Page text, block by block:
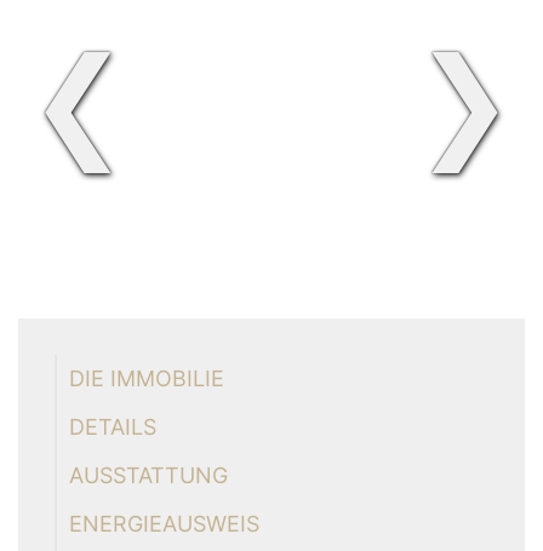
❮ ❯
DIE IMMOBILIE
DETAILS
AUSSTATTUNG
ENERGIEAUSWEIS